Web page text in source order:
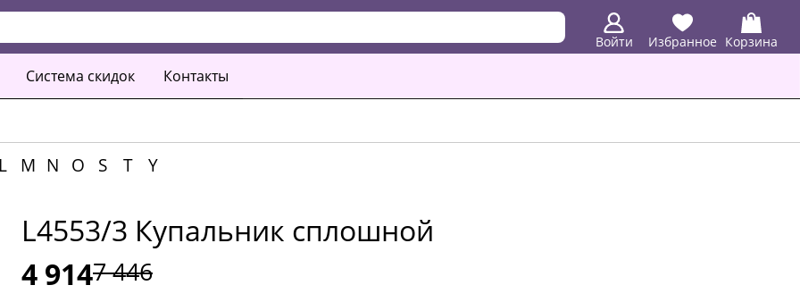
Войти Избранное Корзина
Система скидок Контакты
L M N O S T Y
L4553/3 Купальник сплошной
4 9147 446